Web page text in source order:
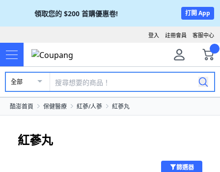
領取您的 $200 首購優惠卷! 打開 App
客服中心
註冊會員
登入
全部
酷澎首頁 保健醫療 紅蔘/人蔘 紅蔘丸
紅蔘丸
篩選器